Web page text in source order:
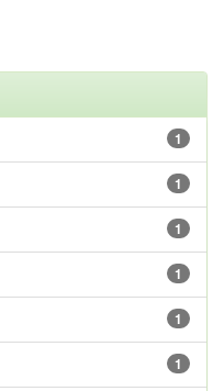
1
1
1
1
1
1